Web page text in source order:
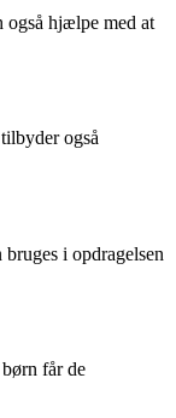
også hjælpe med at
også
i opdragelsen
får de